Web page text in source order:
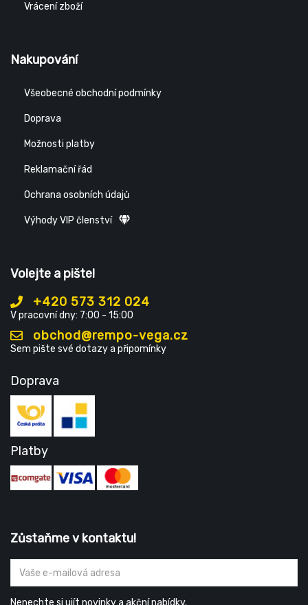
Vrácení zboží
Nakupování
Všeobecné obchodní podmínky
Doprava
Možnosti platby
Reklamační řád
Ochrana osobních údajů
Výhody VIP členství
Volejte a pište!
+420 573 312 024
V pracovní dny: 7:00 - 15:00
obchod@rempo-vega.cz
Sem pište své dotazy a připomínky
Doprava
Platby
Zůstaňme v kontaktu!